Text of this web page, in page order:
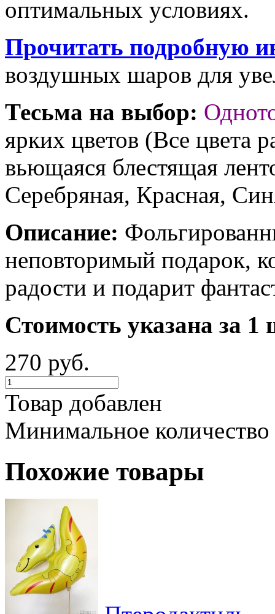
оптимальных условиях.
Прочитать подробную
воздушных шаров для
Тесьма на выбор:
ярких цветов (Все цвета
вьющаяся блестящая
Серебряная, Красная,
Описание:
неповторимый подарок,
радости и подарит
Стоимость указана за 1
270 руб.
Товар добавлен
Минимальное
Похожие товары